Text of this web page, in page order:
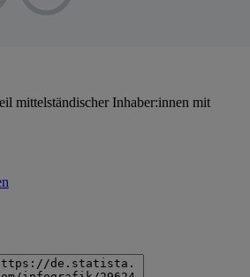
mittelständischer Inhaber:innen mit